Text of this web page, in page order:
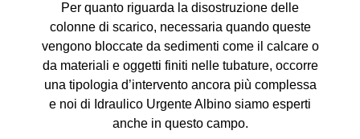
Per quanto riguarda la disostruzione delle
colonne di scarico, necessaria quando queste
vengono bloccate da sedimenti come il calcare o
da materiali e oggetti finiti nelle tubature, occorre
una tipologia d’intervento ancora più complessa
e noi di Idraulico Urgente Albino siamo esperti
anche in questo campo.